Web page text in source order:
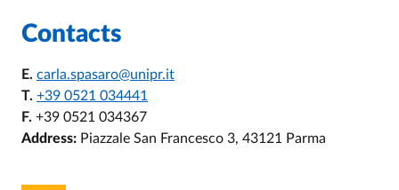
Contacts
E. carla.spasaro@unipr.it
T. +39 0521 034441
F. +39 0521 034367
Address: Piazzale San Francesco 3, 43121 Parma